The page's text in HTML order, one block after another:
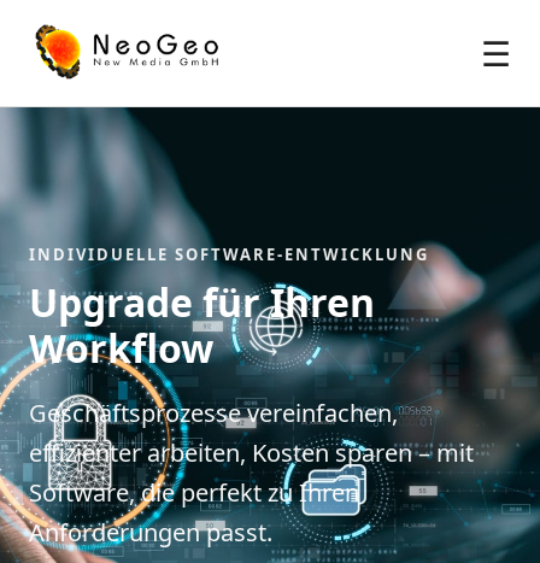
☰
INDIVIDUELLE SOFTWARE-ENTWICKLUNG
Upgrade für Ihren
Workflow
Geschäftsprozesse vereinfachen,
effizienter arbeiten, Kosten sparen – mit
Software, die perfekt zu Ihren
Anforderungen passt.